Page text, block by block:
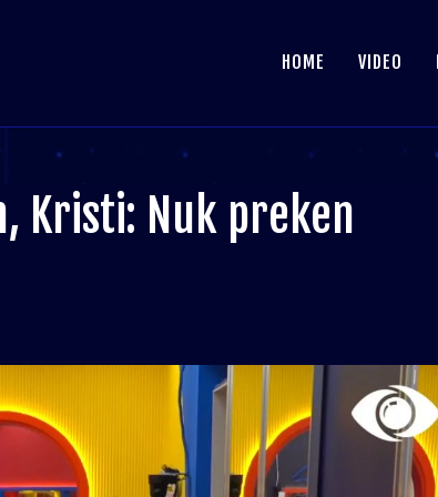
HOME VIDEO
Kristi: Nuk preken